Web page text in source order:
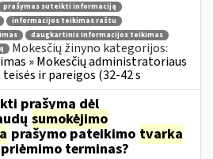
prašymas suteikti informaciją
informacijos teikimas raštu
daugkartinis informacijos teikimas
Mokesčių žinyno kategorijos:
» Mokesčių administratoriaus
ir pareigos (32-42 s
prašymą dėl
sumokėjimo
prašymo pateikimo tvarka
terminas?